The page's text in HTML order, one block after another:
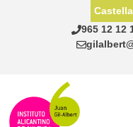
965 12 12